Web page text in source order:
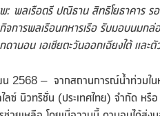
: พลเรือตรี ปณิธาน สิทธิโยธาคาร ร
จการพลเรือนทหารเรือ รับมอบนม
านอน เอเชียตะวันออกเฉียงใต้ และตั
2568 – จากสถานการณ์น้ำท่วมใน
ลซ์ นิวทริชั่น (ประเทศไทย) จำกัด หรื